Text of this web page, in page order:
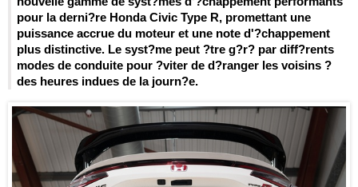
pour la derni?re Honda Civic Type R, promettant une
puissance accrue du moteur et une note d'?chappement
plus distinctive. Le syst?me peut ?tre g?r? par diff?rents
modes de conduite pour ?viter de d?ranger les voisins ?
des heures indues de la journ?e.